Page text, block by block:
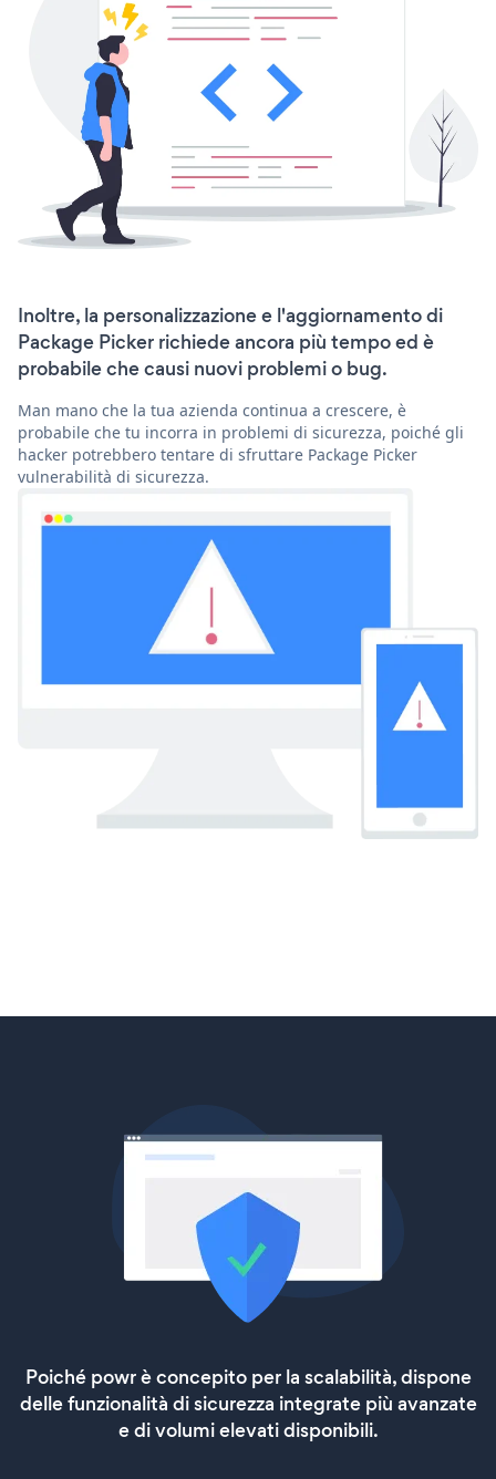
Inoltre, la personalizzazione e l'aggiornamento di
Package Picker richiede ancora più tempo ed è
probabile che causi nuovi problemi o bug.
Man mano che la tua azienda continua a crescere, è
probabile che tu incorra in problemi di sicurezza, poiché gli
hacker potrebbero tentare di sfruttare Package Picker
vulnerabilità di sicurezza.
Poiché powr è concepito per la scalabilità, dispone
delle funzionalità di sicurezza integrate più avanzate
e di volumi elevati disponibili.